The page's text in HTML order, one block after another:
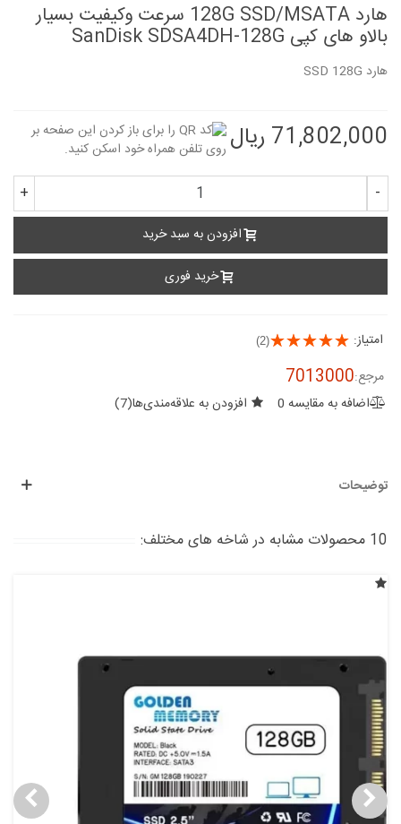
هارد 128G SSD/MSATA سرعت وکیفیت بسیار
بالاو های کپی SanDisk SDSA4DH-128G
هارد SSD 128G
71,802,000 ریال
-
+
افزودن به سبد خرید
خرید فوری
امتیاز: (2)
مرجع:7013000
اضافه به مقایسه 0 افزودن به علاقه‌مندی‌ها(
7
)
توضیحات
10 محصولات مشابه در شاخه های مختلف: